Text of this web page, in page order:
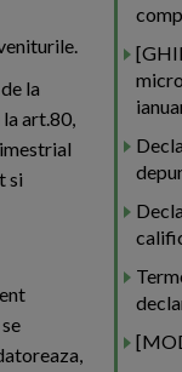
la
art.80,
si